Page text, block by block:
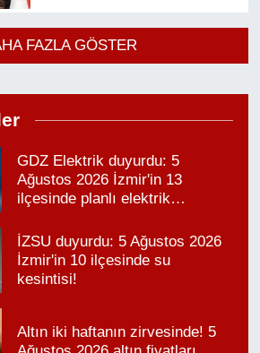
kapsamında sunduğu mayın
temizleme önerisinin Türk tarafınca
açıkladı.
FAZLA GÖSTER
GDZ Elektrik duyurdu: 5
Ağustos 2026 İzmir'in 13
ilçesinde planlı elektrik
İZSU duyurdu: 5 Ağustos 2026
İzmir'in 10 ilçesinde su
kesintisi!
Altın iki haftanın zirvesinde! 5